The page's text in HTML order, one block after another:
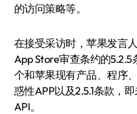
的访问策略等。
在接受采访时，苹果发言
App Store审查条约的
个和苹果现有产品、程序
惑性APP以及2.5.1条款，
API。